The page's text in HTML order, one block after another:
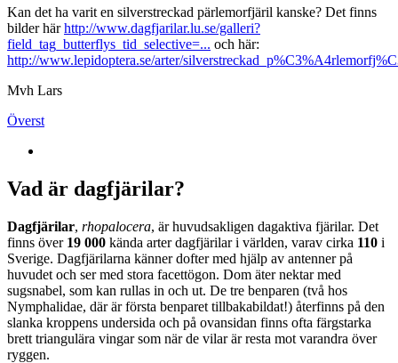
Kan det ha varit en silverstreckad pärlemorfjäril kanske? Det finns
bilder härhttp://www.dagfjarilar.lu.se/galleri?
field_tag_butterflys_tid_selective=... och här:
http://www.lepidoptera.se/arter/
Mvh Lars
Överst
Vad är dagfjärilar?
Dagfjärilar, rhopalocera, är huvudsakligen dagaktiva fjärilar. Det
finns över 19 000 kända arter dagfjärilar i världen, varav cirka 110 i
Sverige. Dagfjärilarna känner dofter med hjälp av antenner på
huvudet och ser med stora facettögon. Dom äter nektar med
sugsnabel, som kan rullas in och ut. De tre benparen (två hos
Nymphalidae, där är första benparet tillbakabildat!) återfinns på den
slanka kroppens undersida och på ovansidan finns ofta färgstarka
brett triangulära vingar som när de vilar är resta mot varandra över
ryggen.